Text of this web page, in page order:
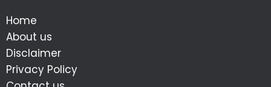
Home
About us
Disclaimer
Privacy Policy